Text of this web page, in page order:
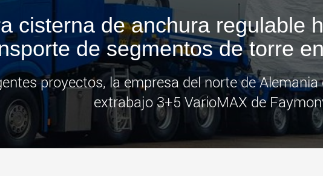
cisterna de anchura regulable
de segmentos de torre
proyectos, la empresa del norte de
extrabajo 3+5 VarioMAX de